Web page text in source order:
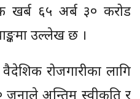
खर्ब ६५ अर्ब ३० करोड
उल्लेख छ ।
रोजगारीका लागि
अन्तिम स्वीकृति र